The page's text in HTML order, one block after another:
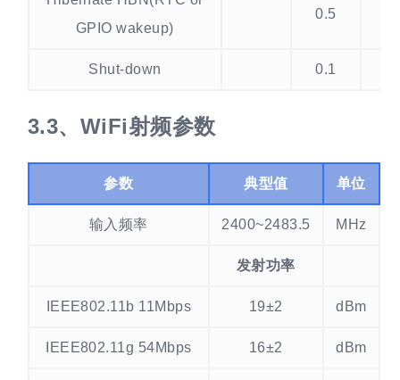
GPIO wakeup)
0.5
Shut-down 0.1
WiFi射频参数
参数 典型值 单位
输入频率 2400~2483.5 MHz
发射功率
IEEE802.11b 11Mbps 19±2 dBm
IEEE802.11g 54Mbps 16±2 dBm